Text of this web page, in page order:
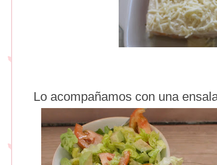
Lo acompañamos con una